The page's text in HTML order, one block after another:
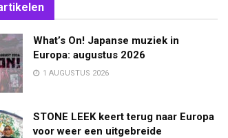
What’s On! Japanse muziek in
Europa: augustus 2026
1 AUGUSTUS 2026
STONE LEEK keert terug naar Europa
voor weer een uitgebreide